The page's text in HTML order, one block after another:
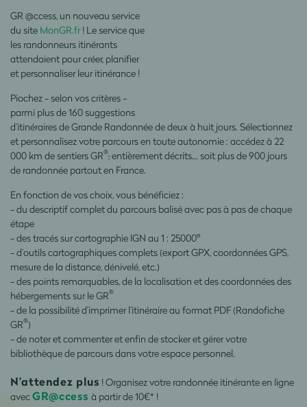
GR @ccess, un nouveau service
du site MonGR.fr! Le service que
les randonneurs itinérants
attendaient pour créer, planifier
et personnaliser leur itinérance !
Piochez - selon vos critères -
parmi plus de 160 suggestions
d’itinéraires de Grande Randonnée de deux à huit jours. Sélectionnez
et personnalisez votre parcours en toute autonomie : accédez à 22
000 km de sentiers GR®,entièrement décrits… soit plus de 900 jours
de randonnée partout en France.
En fonction de vos choix, vous bénéficiez :
- du descriptif complet du parcours balisé avec pas à pas de chaque
étape
- des tracés sur cartographie IGN au 1 : 25000e
- d’outils cartographiques complets (export GPX, coordonnées GPS,
mesure de la distance, dénivelé, etc.)
- des points remarquables, de la localisation et des coordonnées des
hébergements sur le GR®
- de la possibilité d’imprimer l’itinéraire au format PDF (Randofiche
GR®)
- de noter et commenter et enfin de stocker et gérer votre
bibliothèque de parcours dans votre espace personnel.
N’attendez plus ! Organisez votre randonnée itinérante en ligne
avecGR@ccess à partir de 10€* !